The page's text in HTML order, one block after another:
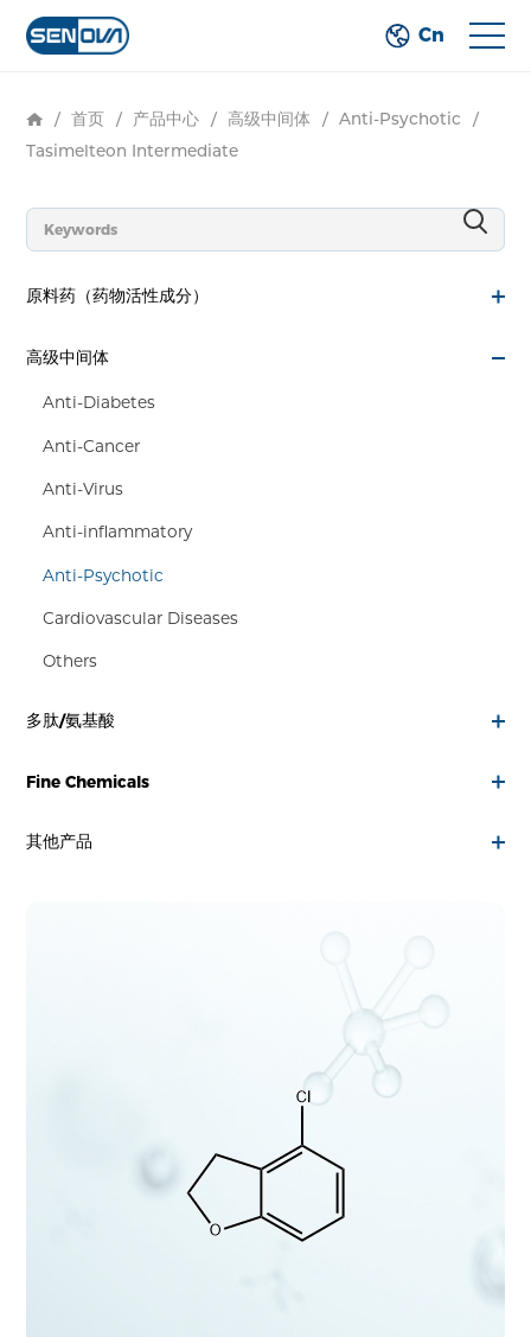
Cn
/ 首页 / 产品中心 / 高级中间体 / Anti-Psychotic
/
Tasimelteon Intermediate
原料药（药物活性成分）
高级中间体
Anti-Diabetes
Anti-Cancer
Anti-Virus
Anti-inflammatory
Anti-Psychotic
Cardiovascular Diseases
Others
多肽/氨基酸
Fine Chemicals
其他产品